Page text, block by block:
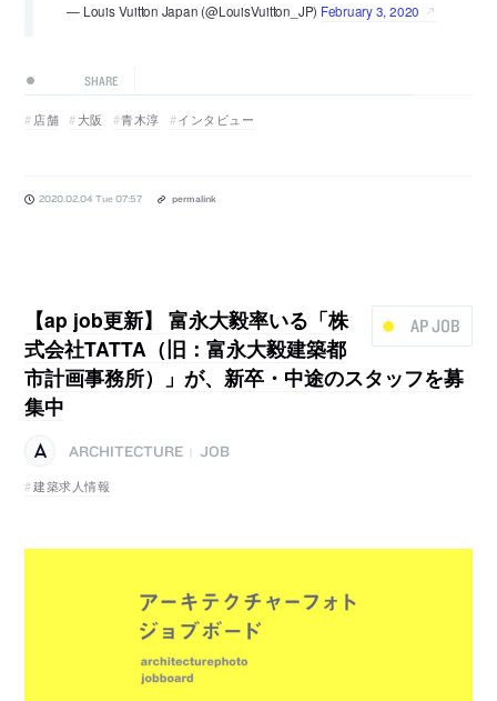
— Louis Vuitton Japan (@LouisVuitton_JP) February 3, 2020
SHARE
店舗 大阪 青木淳 インタビュー
2020.02.04 Tue 07:57 permalink
AP JOB
【ap job更新】 富永大毅率いる「株
式会社TATTA（旧：富永大毅建築都
市計画事務所）」が、新卒・中途のスタッフを募
集中
ARCHITECTURE
JOB
建築求人情報